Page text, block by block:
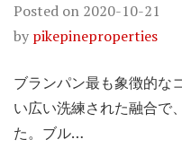
Posted on 2020-10-21
by pikepineproperties
ブランパン最も象徴的な
い広い洗練された融合で
た。ブル…